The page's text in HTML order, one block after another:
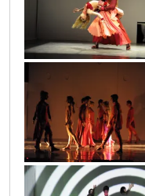
proces_23
proces_36